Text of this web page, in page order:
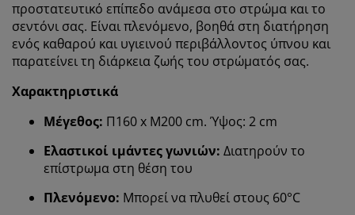
προστατευτικό επίπεδο ανάμεσα στο στρώμα και το
σεντόνι σας. Είναι πλενόμενο, βοηθά στη διατήρηση
ενός καθαρού και υγιεινού περιβάλλοντος ύπνου και
παρατείνει τη διάρκεια ζωής του στρώματός σας.
Χαρακτηριστικά
Μέγεθος: Π160 x Μ200 cm. Ύψος: 2 cm
Ελαστικοί ιμάντες γωνιών: Διατηρούν το
επίστρωμα στη θέση του
Πλενόμενο: Μπορεί να πλυθεί στους 60°C